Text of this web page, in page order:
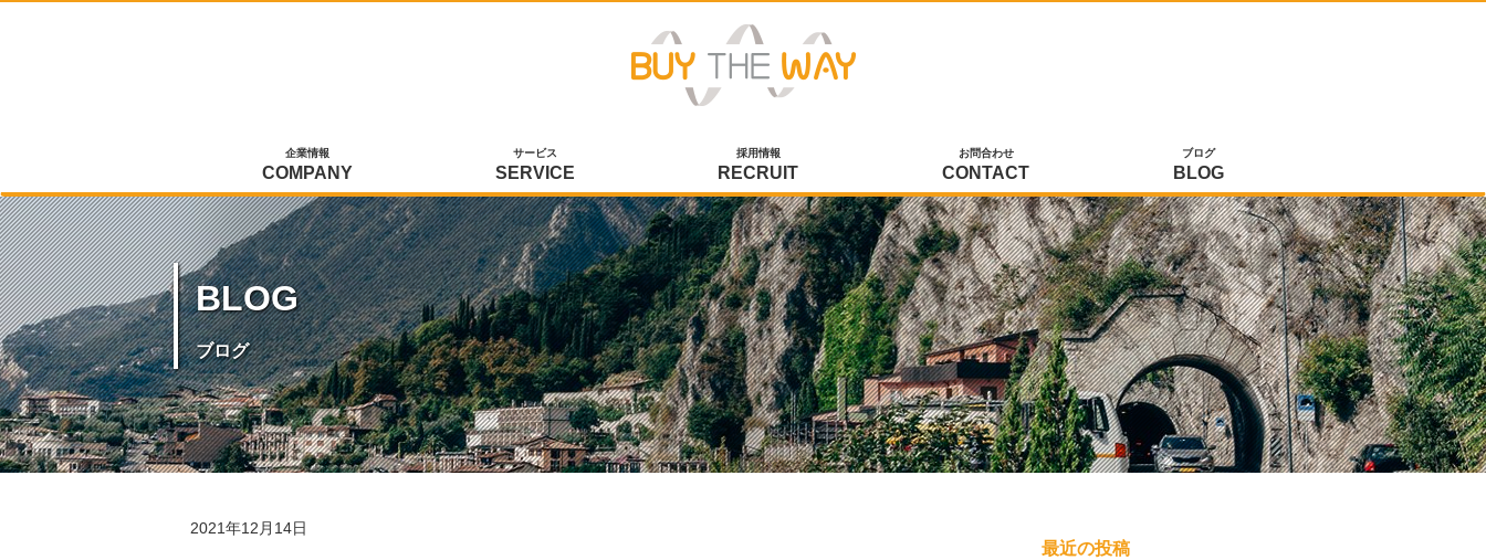
企業情報
COMPANY
サービス
SERVICE
採用情報
RECRUIT
お問合わせ
CONTACT
ブログ
BLOG
BLOG
ブログ
2021年12月14日
最近の投稿